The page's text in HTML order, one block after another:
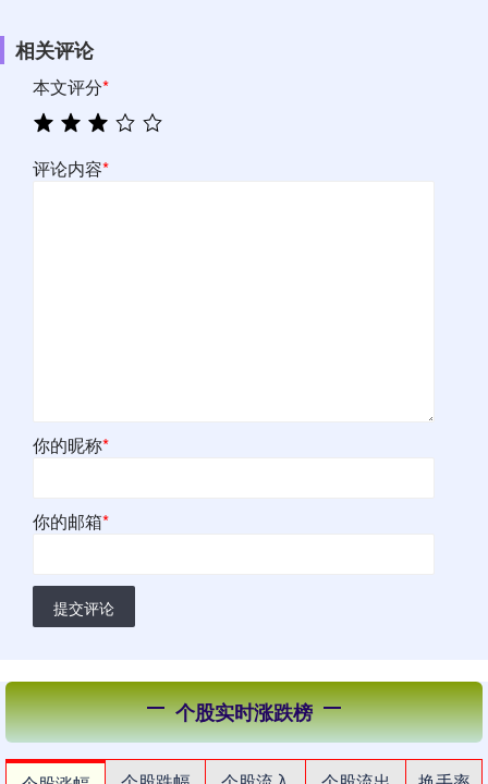
相关评论
本文评分*
评论内容*
你的昵称*
你的邮箱*
提交评论
个股实时涨跌榜